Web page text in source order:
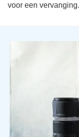
voor een vervanging.